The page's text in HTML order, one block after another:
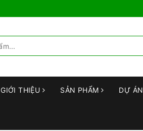
GIỚI THIỆU SẢN PHẨM DỰ ÁN